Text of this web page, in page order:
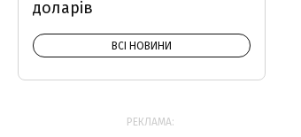
доларів
ВСІ НОВИНИ
РЕКЛАМА: